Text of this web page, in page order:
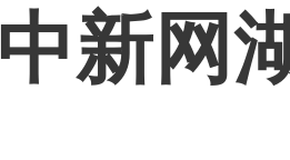
中新网